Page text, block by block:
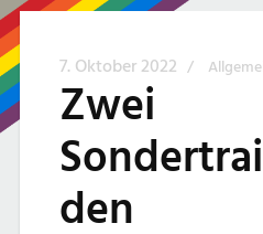
7. Oktober 2022 /
Zwei
den